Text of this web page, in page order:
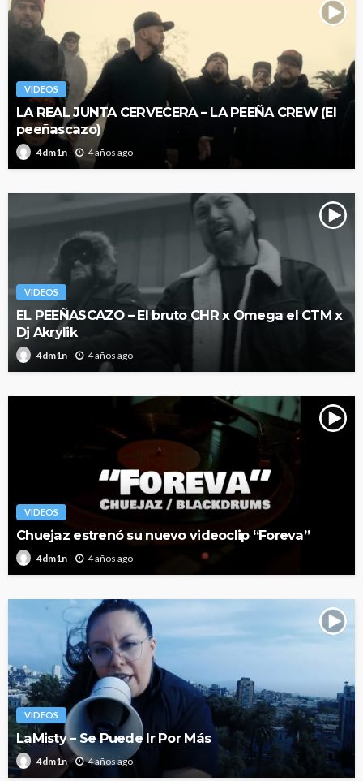
VIDEOS
LA REAL JUNTA CERVECERA – LA PEEÑA CREW (El
peeñascazo)
4dm1n 4 años ago
VIDEOS
EL PEEÑASCAZO – El bruto CHR x Omega el CTM x
Dj Akrylik
4dm1n 4 años ago
VIDEOS
Chuejaz estrenó su nuevo videoclip “Foreva”
4dm1n 4 años ago
VIDEOS
LaMisty – Se Puede Ir Por Más
4dm1n 4 años ago